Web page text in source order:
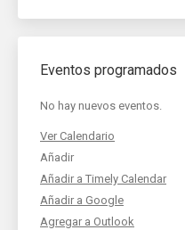
Eventos programados
No hay nuevos eventos.
Ver Calendario
Añadir
Añadir a Timely Calendar
Añadir a Google
Agregar a Outlook